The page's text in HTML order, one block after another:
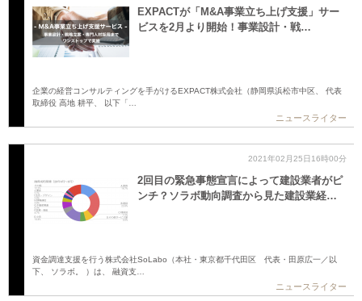
EXPACTが「M&A事業立ち上げ支援」サー
ビスを2月より開始！事業設計・戦…
企業の経営コンサルティングを手がけるEXPACT株式会社（静岡県浜松市中区、 代表
取締役 高地 耕平、 以下「…
ニュースライター
2021年02月25日16時00分
2回目の緊急事態宣言によって建設業者がピ
ンチ？ソラボ動向調査から見た建設業経…
資金調達支援を行う株式会社SoLabo（本社・東京都千代田区 代表・田原広一／以
下、 ソラボ。 ）は、 融資支…
ニュースライター